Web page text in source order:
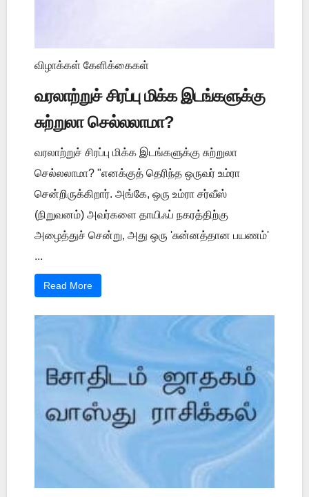
விழாக்கள் கேளிக்கைகள்
வரலாற்றுச் சிரப்பு மிக்க இடங்களுக்கு
சுற்றுலா செல்லலாமா?
வரலாற்றுச் சிரப்பு மிக்க இடங்களுக்கு சுற்றுலா
செல்லலாமா? "எனக்குத் தெரிந்த ஒருவர் உம்ரா
சென்றிருக்கிறார். அங்கே, ஒரு உம்ரா சர்வீஸ்
(நிறுவனம்) அவர்களை தாயிஃப் நகரத்திற்கு
அழைத்துச் சென்று, அது ஒரு 'சுன்னத்தான பயணம்'
...
Read More